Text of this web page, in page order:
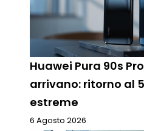
Huawei Pura 90s
arrivano: ritorno al
estreme
6 Agosto 2026